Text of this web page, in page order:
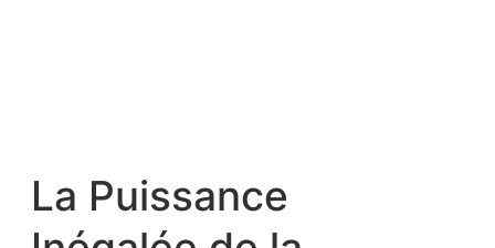
La Puissance